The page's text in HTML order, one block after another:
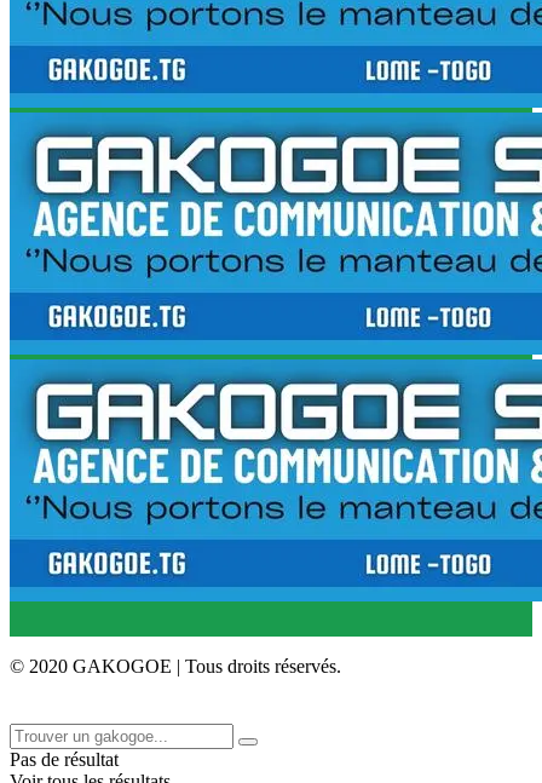
© 2020 GAKOGOE | Tous droits réservés.
Pas de résultat